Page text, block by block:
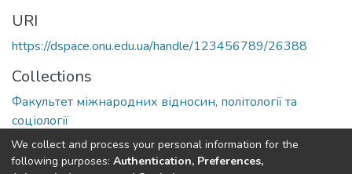
URI
https://dspace.onu.edu.ua/handle/123456789/26388
Collections
Факультет міжнародних відносин, політології та
соціології
Full item page
We collect and process your personal information for the
following purposes: Authentication, Preferences,